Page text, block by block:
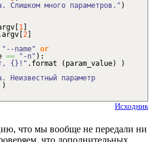
Слишком много параметров." )
[1 ]
argv [2]
"--name" or
== "-n" ) :
{}!" . format ( param_value)
)
Неизвестный параметр
)
Исходник
что мы вообще не передали ни
что дополнительных